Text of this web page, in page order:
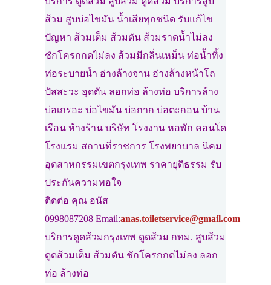
ส้วม สูบบ่อไขมัน น้ำเสียทุกชนิด รับแก้ไข
ปัญหา ส้วมเต็ม ส้วมตัน ส้วมราดน้ำไม่ลง
ชักโครกกดไม่ลง ส้วมมีกลิ่นเหม็น ท่อน้ำทิ้ง
ท่อระบายน้ำ อ่างล้างจาน อ่างล้างหน้าโถ
ปัสสะวะ อุดตัน ลอกท่อ ล้างท่อ บริการล้าง
บ่อเกรอะ บ่อไขมัน บ่อกาก บ่อตะกอน บ้าน
เรือน ห้างร้าน บริษัท โรงงาน หอพัก คอนโด
โรงแรม สถานที่ราชการ โรงพยาบาล นิคม
อุตสาหกรรมเขตกรุงเทพ ราคายุติธรรม รับ
ประกันความพอใจ
ติดต่อ คุณ อนัส
0998087208 Email:anas.toiletservice@gmail.com
บริการดูดส้วมกรุงเทพ ดูดส้วม กทม. สูบส้วม
ดูดส้วมเต็ม ส้วมตัน ชักโครกกดไม่ลง ลอก
ท่อ ล้างท่อ